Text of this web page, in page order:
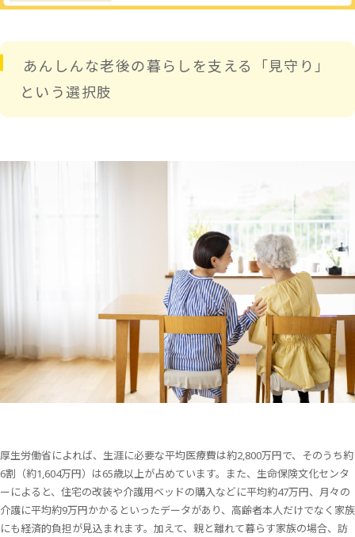
あんしんな老後の暮らしを支える「見守り」
という選択肢
厚生労働省によれば、生涯に必要な平均医療費は約2,800万円で、そのうち約
6割（約1,604万円）は65歳以上が占めています。また、生命保険文化センタ
ーによると、住宅の改装や介護用ベッドの購入などに平均約47万円、月々の
介護に平均約9万円かかるといったデータがあり、高齢者本人だけでなく家族
にも経済的負担が見込まれます。加えて、親と離れて暮らす家族の場合、訪